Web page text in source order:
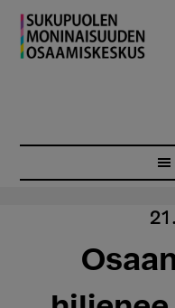
Hyppää
pääsisältöön